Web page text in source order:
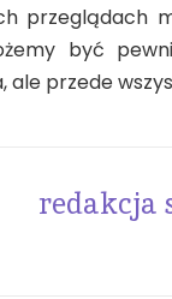
przeglądach
być
ale przede
redakcja